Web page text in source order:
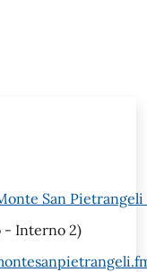
San Pietrangeli
- Interno 2)